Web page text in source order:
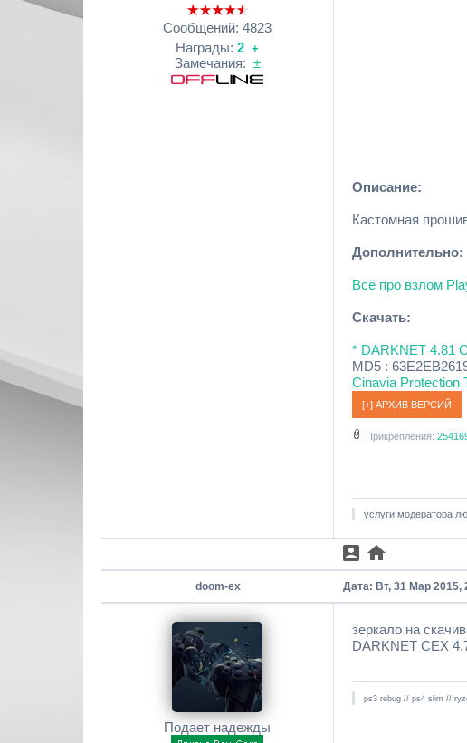
Сообщений: 4823
Награды: 2 +
Замечания: ±
Описание:
Кастомная
Дополнительно:
Всё про взлом
Скачать:
* DARKNET 4.81
MD5 :
Cinavia Protection
Прикрепления:
услуги модератора
doom-ex Дата: Вт, 31 Мар 2015,
Подает надежды
зеркало на
DARKNET CEX
ps3 rebug // ps4 slim //